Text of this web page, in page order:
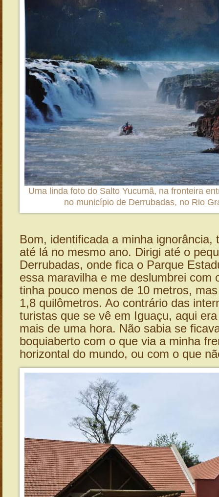
Uma linda foto do Salto Yucumã, na fronteira
no município de Derrubadas, no Rio
Bom, identificada a minha ignorância,
até lá no mesmo ano. Dirigi até o
Derrubadas, onde fica o Parque
essa maravilha e me deslumbrei com
tinha pouco menos de 10 metros,
1,8 quilômetros. Ao contrário das
turistas que se vê em Iguaçu, aqui
mais de uma hora. Não sabia se
boquiaberto com o que via a minha
horizontal do mundo, ou com o que